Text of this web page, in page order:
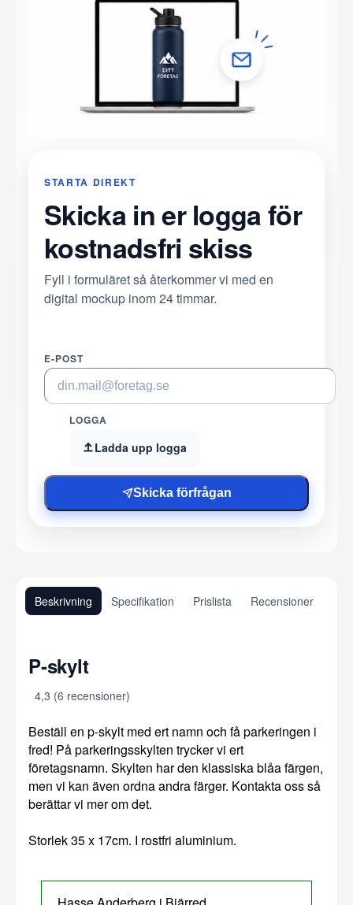
STARTA DIREKT
Skicka in er logga för
kostnadsfri skiss
Fyll i formuläret så återkommer vi med en
digital mockup inom 24 timmar.
E-POST
LOGGA
Ladda upp logga
Skicka förfrågan
Beskrivning Specifikation Prislista Recensioner
P-skylt
4,3 (6 recensioner)
Beställ en p-skylt med ert namn och få parkeringen i
fred! På parkeringsskylten trycker vi ert
företagsnamn. Skylten har den klassiska blåa färgen,
men vi kan även ordna andra färger. Kontakta oss så
berättar vi mer om det.
Storlek 35 x 17cm. I rostfri aluminium.